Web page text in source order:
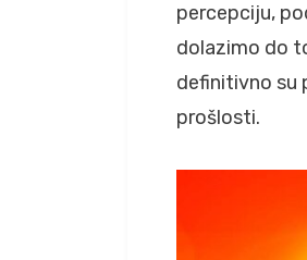
percepciju,
dolazimo do
definitivno su
prošlosti.